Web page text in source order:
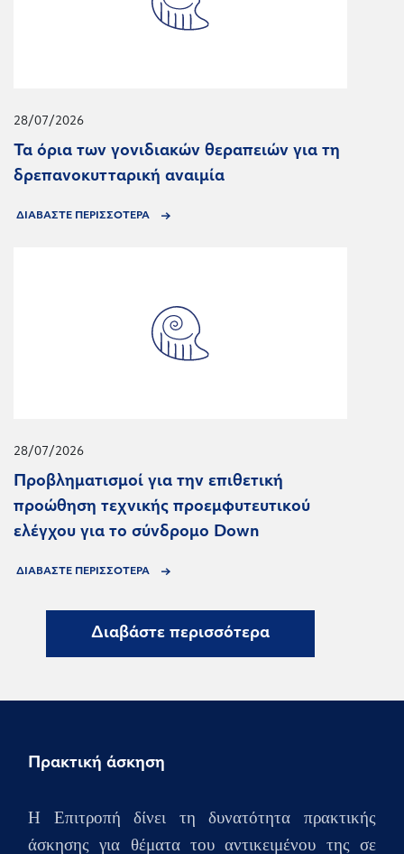
28/07/2026
Τα όρια των γονιδιακών θεραπειών για τη
δρεπανοκυτταρική αναιμία
ΔΙΑΒΑΣΤΕ ΠΕΡΙΣΣΟΤΕΡΑ
28/07/2026
Προβληματισμοί για την επιθετική
προώθηση τεχνικής προεμφυτευτικού
ελέγχου για το σύνδρομο Down
ΔΙΑΒΑΣΤΕ ΠΕΡΙΣΣΟΤΕΡΑ
Διαβάστε περισσότερα
Πρακτική άσκηση
Η Επιτροπή δίνει τη δυνατότητα πρακτικής
άσκησης για θέματα του αντικειμένου της σε